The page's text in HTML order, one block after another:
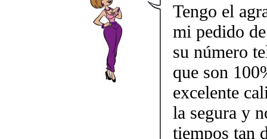
Tengo el
mi pedido
su número
que son
excelente
la segura y
tiempos tan